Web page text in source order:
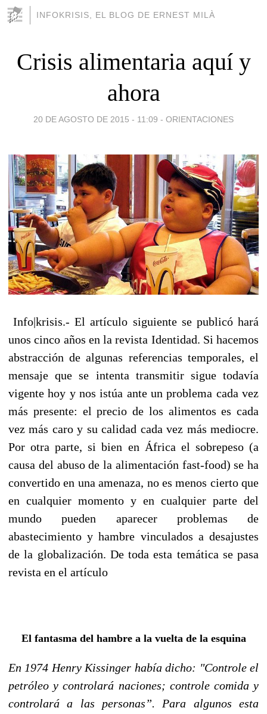
INFOKRISIS, EL BLOG DE ERNEST MILÀ
Crisis alimentaria aquí y
ahora
20 DE AGOSTO DE 2015 - 11:09 - ORIENTACIONES
Info|krisis.- El artículo siguiente se publicó hará
unos cinco años en la revista Identidad. Si hacemos
abstracción de algunas referencias temporales, el
mensaje que se intenta transmitir sigue todavía
vigente hoy y nos istúa ante un problema cada vez
más presente: el precio de los alimentos es cada
vez más caro y su calidad cada vez más mediocre.
Por otra parte, si bien en África el sobrepeso (a
causa del abuso de la alimentación fast-food) se ha
convertido en una amenaza, no es menos cierto que
en cualquier momento y en cualquier parte del
mundo pueden aparecer problemas de
abastecimiento y hambre vinculados a desajustes
de la globalización. De toda esta temática se pasa
revista en el artículo
El fantasma del hambre a la vuelta de la esquina
En 1974 Henry Kissinger había dicho: "Controle el
petróleo y controlará naciones; controle comida y
controlará a las personas”. Para algunos esta